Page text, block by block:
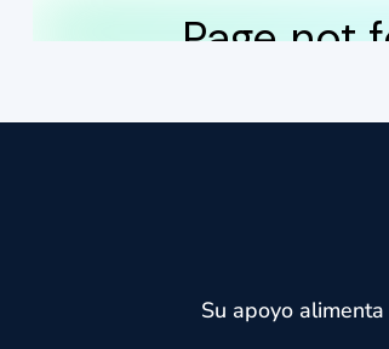
Su apoyo alimenta